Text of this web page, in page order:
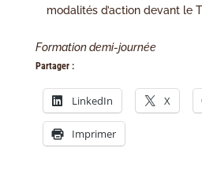
modalités d’action devant le
Formation demi-journée
Partager :
LinkedIn X
Imprimer